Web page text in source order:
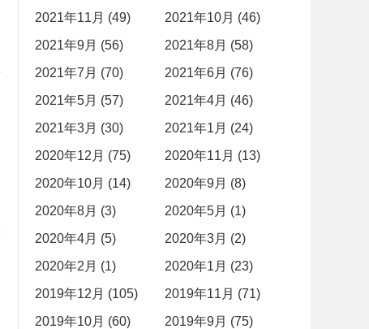
2021年11月 (49)
2021年10月 (46)
2021年9月 (56)
2021年8月 (58)
2021年7月 (70)
2021年6月 (76)
2021年5月 (57)
2021年4月 (46)
2021年3月 (30)
2021年1月 (24)
2020年12月 (75)
2020年11月 (13)
2020年10月 (14)
2020年9月 (8)
2020年8月 (3)
2020年5月 (1)
2020年4月 (5)
2020年3月 (2)
2020年2月 (1)
2020年1月 (23)
2019年12月 (105)
2019年11月 (71)
2019年10月 (60)
2019年9月 (75)